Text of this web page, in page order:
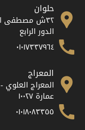
حلوان
٣٢ش مصطفى
الدور الرابع
٠١٠١٧٣٣٧٩٦٤
المعراج
المعراج العلوي
عمارة ١٠٠٢٧
٠١٠١٨٠٨٣٣٥٥